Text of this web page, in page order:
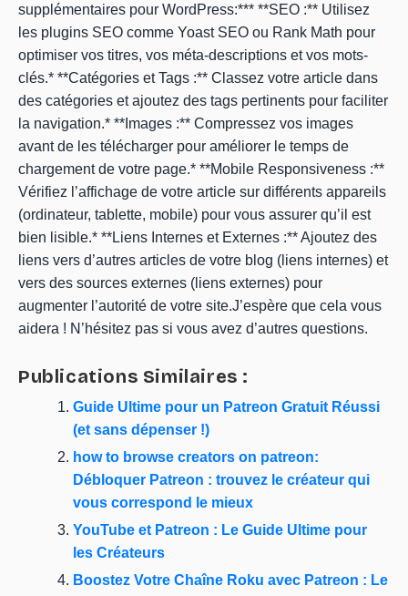
supplémentaires pour WordPress:*** **SEO :** Utilisez
les plugins SEO comme Yoast SEO ou Rank Math pour
optimiser vos titres, vos méta-descriptions et vos mots-
clés.* **Catégories et Tags :** Classez votre article dans
des catégories et ajoutez des tags pertinents pour faciliter
la navigation.* **Images :** Compressez vos images
avant de les télécharger pour améliorer le temps de
chargement de votre page.* **Mobile Responsiveness :**
Vérifiez l’affichage de votre article sur différents appareils
(ordinateur, tablette, mobile) pour vous assurer qu’il est
bien lisible.* **Liens Internes et Externes :** Ajoutez des
liens vers d’autres articles de votre blog (liens internes) et
vers des sources externes (liens externes) pour
augmenter l’autorité de votre site.J’espère que cela vous
aidera ! N’hésitez pas si vous avez d’autres questions.
Publications Similaires :
Guide Ultime pour un Patreon Gratuit Réussi
(et sans dépenser !)
how to browse creators on patreon:
Débloquer Patreon : trouvez le créateur qui
vous correspond le mieux
YouTube et Patreon : Le Guide Ultime pour
les Créateurs
Boostez Votre Chaîne Roku avec Patreon : Le